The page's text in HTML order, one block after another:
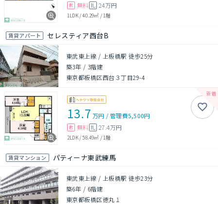
敷 無料 礼 24万円
1LDK/40.29㎡ /1階
賃貸アパート セレスティア西台B
東武東上線 / 上板橋駅 徒歩25分
築3年 / 3階建
東京都板橋区西台３丁目29-4
13.7 万円 /管理費5,500円
敷 無料 礼 27.4万円
2LDK/58.49㎡ /1階
賃貸マンション パティーナ東武練馬
東武東上線 / 上板橋駅 徒歩23分
築6年 / 6階建
東京都板橋区徳丸１